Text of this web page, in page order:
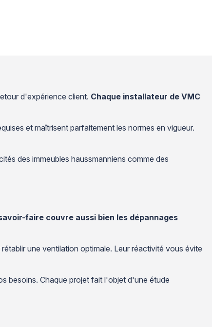
d'expérience client. Chaque installateur de VMC
et maîtrisent parfaitement les normes en vigueur.
des immeubles haussmanniens comme des
faire couvre aussi bien les dépannages
une ventilation optimale. Leur réactivité vous évite
besoins. Chaque projet fait l'objet d'une étude